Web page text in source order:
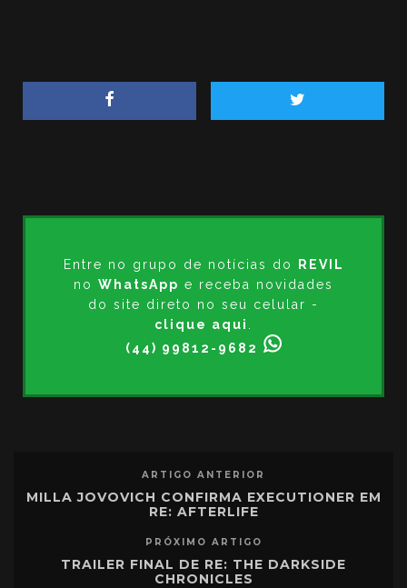
Entre no grupo de notícias do
REVIL
no WhatsApp e receba novidades
do site direto no seu celular -
clique aqui
(44) 99812-9682
ARTIGO ANTERIOR
MILLA JOVOVICH CONFIRMA EXECUTIONER EM
RE: AFTERLIFE
PRÓXIMO ARTIGO
TRAILER FINAL DE RE: THE DARKSIDE
CHRONICLES